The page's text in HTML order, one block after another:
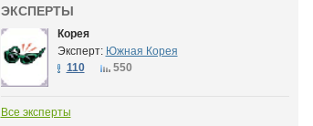
ЭКСПЕРТЫ
Корея
Эксперт: Южная Корея
110
550
Все эксперты